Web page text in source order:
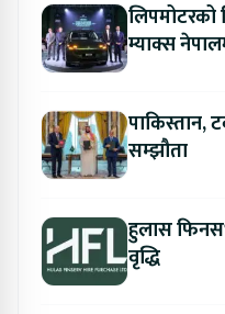
लिपमोटरको
म्याक्स
पाकिस्तान,
सम्झौता
हुलास
वृद्धि